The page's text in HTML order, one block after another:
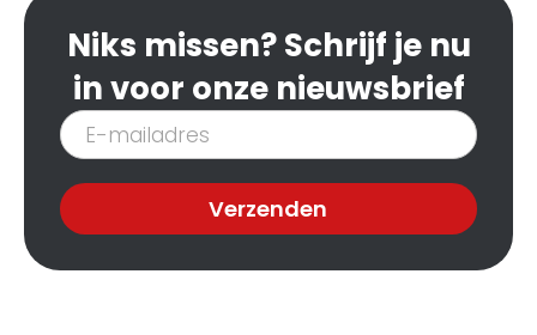
Niks missen? Schrijf je nu
in voor onze nieuwsbrief
Inschrijven
nieuwsbrief
Verzenden